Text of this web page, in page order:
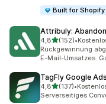
Built for Shopify
Attribuly:
4,8von 5 Sternen
(152)
152 Rezensionen
•
Rückgewinnung
E-Mail-Umsatzes.
TagFly Google
4,8von 5 Sternen
(137)
137 Rezensionen
•
Serverseitiges